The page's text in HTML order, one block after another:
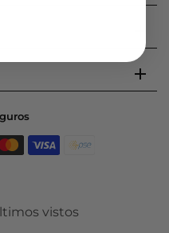
vistos